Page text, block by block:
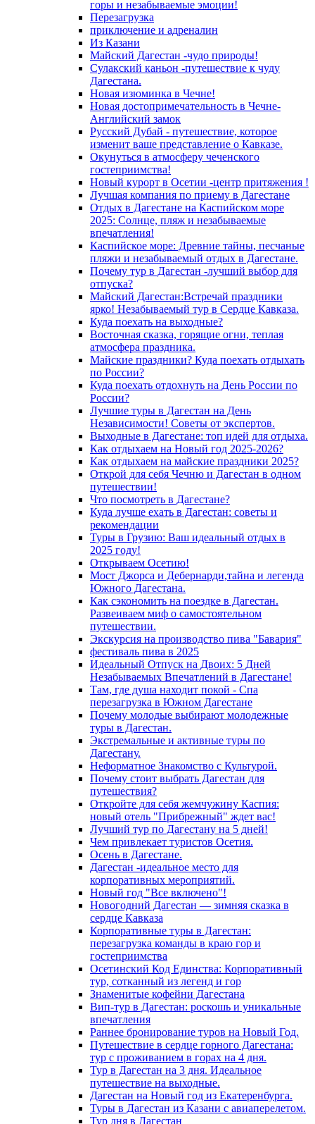
горы и незабываемые эмоции!
Перезагрузка
приключение и адреналин
Из Казани
Майский Дагестан -чудо природы!
Сулакский каньон -путешествие к чуду
Дагестана.
Новая изюминка в Чечне!
Новая достопримечательность в Чечне-
Английский замок
Русский Дубай - путешествие, которое
изменит ваше представление о Кавказе.
Окунуться в атмосферу чеченского
гостеприимства!
Новый курорт в Осетии -центр притяжения !
Лучшая компания по приему в Дагестане
Отдых в Дагестане на Каспийском море
2025: Солнце, пляж и незабываемые
впечатления!
Каспийское море: Древние тайны, песчаные
пляжи и незабываемый отдых в Дагестане.
Почему тур в Дагестан -лучший выбор для
отпуска?
Майский Дагестан:Встречай праздники
ярко! Незабываемый тур в Сердце Кавказа.
Куда поехать на выходные?
Восточная сказка, горящие огни, теплая
атмосфера праздника.
Майские праздники? Куда поехать отдыхать
по России?
Куда поехать отдохнуть на День России по
России?
Лучшие туры в Дагестан на День
Независимости! Советы от экспертов.
Выходные в Дагестане: топ идей для отдыха.
Как отдыхаем на Новый год 2025-2026?
Как отдыхаем на майские праздники 2025?
Открой для себя Чечню и Дагестан в одном
путешествии!
Что посмотреть в Дагестане?
Куда лучше ехать в Дагестан: советы и
рекомендации
Туры в Грузию: Ваш идеальный отдых в
2025 году!
Открываем Осетию!
Мост Джорса и Дебернарди,тайна и легенда
Южного Дагестана.
Как сэкономить на поездке в Дагестан.
Развеиваем миф о самостоятельном
путешествии.
Экскурсия на производство пива "Бавария"
фестиваль пива в 2025
Идеальный Отпуск на Двоих: 5 Дней
Незабываемых Впечатлений в Дагестане!
Там, где душа находит покой - Спа
перезагрузка в Южном Дагестане
Почему молодые выбирают молодежные
туры в Дагестан.
Экстремальные и активные туры по
Дагестану.
Неформатное Знакомство с Культурой.
Почему стоит выбрать Дагестан для
путешествия?
Откройте для себя жемчужину Каспия:
новый отель "Прибрежный" ждет вас!
Лучший тур по Дагестану на 5 дней!
Чем привлекает туристов Осетия.
Осень в Дагестане.
Дагестан -идеальное место для
корпоративных мероприятий.
Новый год "Все включено"!
Новогодний Дагестан — зимняя сказка в
сердце Кавказа
Корпоративные туры в Дагестан:
перезагрузка команды в краю гор и
гостеприимства
Осетинский Код Единства: Корпоративный
тур, сотканный из легенд и гор
Знаменитые кофейни Дагестана
Вип-тур в Дагестан: роскошь и уникальные
впечатления
Раннее бронирование туров на Новый Год.
Путешествие в сердце горного Дагестана:
тур с проживанием в горах на 4 дня.
Тур в Дагестан на 3 дня. Идеальное
путешествие на выходные.
Дагестан на Новый год из Екатеренбурга.
Туры в Дагестан из Казани с авиаперелетом.
Тур дня в Дагестан